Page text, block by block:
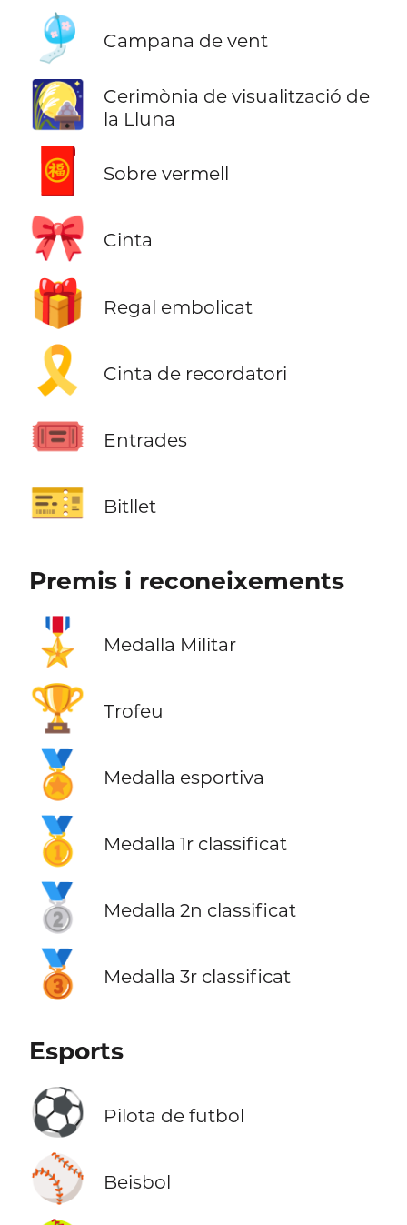
🎐 Campana de vent
🎑
Cerimònia de visualització de
la Lluna
🧧 Sobre vermell
🎀 Cinta
🎁 Regal embolicat
🎗️ Cinta de recordatori
🎟️ Entrades
🎫 Bitllet
Premis i reconeixements
🎖️ Medalla Militar
🏆 Trofeu
🏅 Medalla esportiva
🥇 Medalla 1r classificat
🥈 Medalla 2n classificat
🥉 Medalla 3r classificat
Esports
⚽ Pilota de futbol
⚾ Beisbol